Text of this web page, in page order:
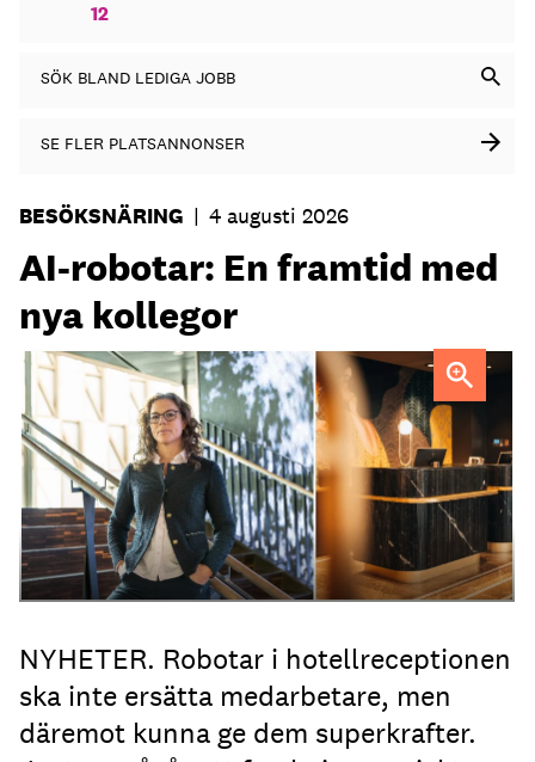
12
SÖK BLAND LEDIGA JOBB
SE FLER PLATSANNONSER
BESÖKSNÄRING | 4 augusti 2026
AI-robotar: En framtid med
nya kollegor
Professor Kristina Palm FOTO: Theresia Viska FOTO:
Dylan Calluy / Unsplash
NYHETER. Robotar i hotellreceptionen
ska inte ersätta medarbetare, men
däremot kunna ge dem superkrafter.